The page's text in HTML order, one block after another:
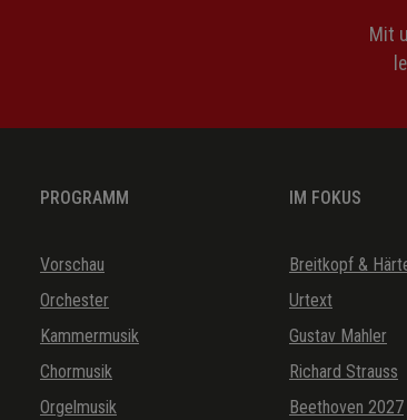
Mit
PROGRAMM
Vorschau
Orchester
Kammermusik
Chormusik
Orgelmusik
IM FOKUS
Breitkopf &
Urtext
Gustav Mahler
Richard Strauss
Beethoven 2027